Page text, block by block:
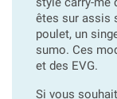
êtes sur assis
poulet, un
sumo. Ces
et des EVG.
Si vous